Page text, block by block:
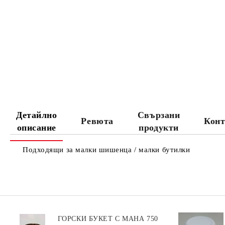
Детайлно
описание
Ревюта
Свързани
продукти
Подходящи за малки шишенца / малки бутилки
ГОРСКИ БУКЕТ С МАНА 750